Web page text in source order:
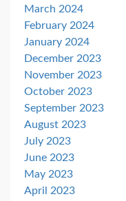
March 2024
February 2024
January 2024
December 2023
November 2023
October 2023
September 2023
August 2023
July 2023
June 2023
May 2023
April 2023